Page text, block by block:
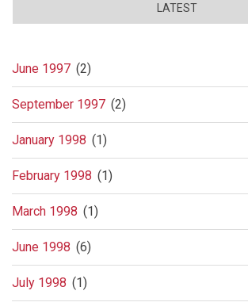
LATEST
June 1997 (2)
September 1997 (2)
January 1998 (1)
February 1998 (1)
March 1998 (1)
June 1998 (6)
July 1998 (1)